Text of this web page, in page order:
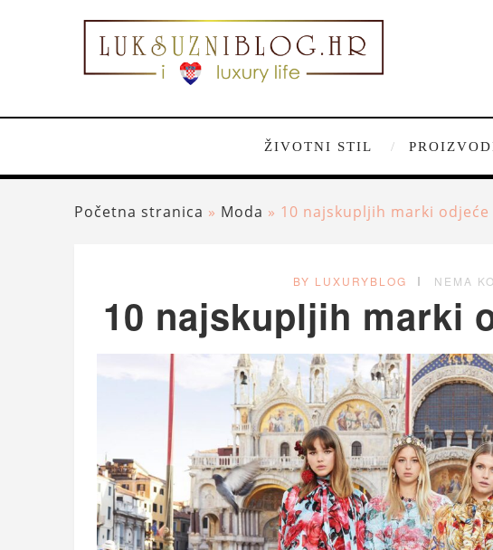
ŽIVOTNI STIL
Početna stranica » Moda » 10 najskupljih marki
BY LUXURYBLOG NEMA
10 najskupljih marki